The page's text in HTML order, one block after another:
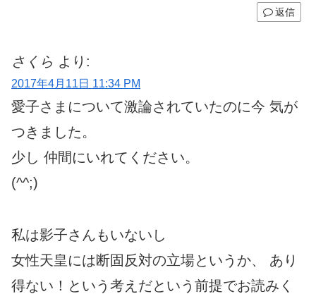
返信
さくら より:
2017年4月11日 11:34 PM
愛子さまについて激論されていたのに今 気が
つきました。
少し 仲間にいれてください。
(^^;)ゞ
私は影子さんもいないし
女性天皇には断固反対の立場というか、 あり
得ない！という考えだという前提でお読みく